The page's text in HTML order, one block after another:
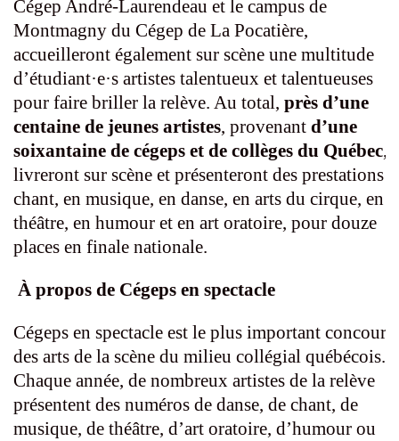
Cégep André-Laurendeau et le campus de
Montmagny du Cégep de La Pocatière,
accueilleront également sur scène une multitude
d’étudiant·e·s artistes talentueux et talentueuses
pour faire briller la relève. Au total, près d’une
centaine de jeunes artistes, provenant d’une
soixantaine de cégeps et de collèges du Québec,
livreront sur scène et présenteront des prestations
chant, en musique, en danse, en arts du cirque, en
théâtre, en humour et en art oratoire, pour douze
places en finale nationale.
À propos de Cégeps en spectacle
Cégeps en spectacle est le plus important concours
des arts de la scène du milieu collégial québécois.
Chaque année, de nombreux artistes de la relève
présentent des numéros de danse, de chant, de
musique, de théâtre, d’art oratoire, d’humour ou